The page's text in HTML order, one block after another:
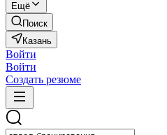
Ещё
Поиск
Казань
Войти
Войти
Создать резюме